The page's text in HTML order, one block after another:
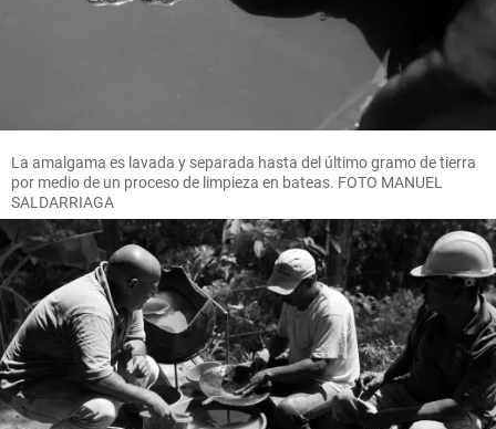
La amalgama es lavada y separada hasta del último gramo de tierra
por medio de un proceso de limpieza en bateas. FOTO MANUEL
SALDARRIAGA